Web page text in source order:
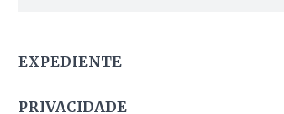
EXPEDIENTE
PRIVACIDADE